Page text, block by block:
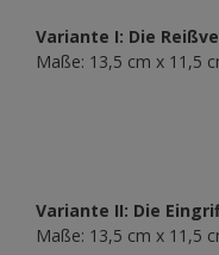
Variante I: Die
Maße: 13,5 cm x 11,5
Variante II: Die
Maße: 13,5 cm x 11,5